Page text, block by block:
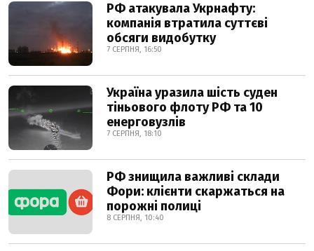
РФ атакувала Укрнафту:
компанія втратила суттєві
обсяги видобутку
7 СЕРПНЯ, 16:50
Україна уразила шість суден
тіньового флоту РФ та 10
енерговузлів
7 СЕРПНЯ, 18:10
РФ знищила важливі склади
Фори: клієнти скаржаться на
порожні полиці
8 СЕРПНЯ, 10:40